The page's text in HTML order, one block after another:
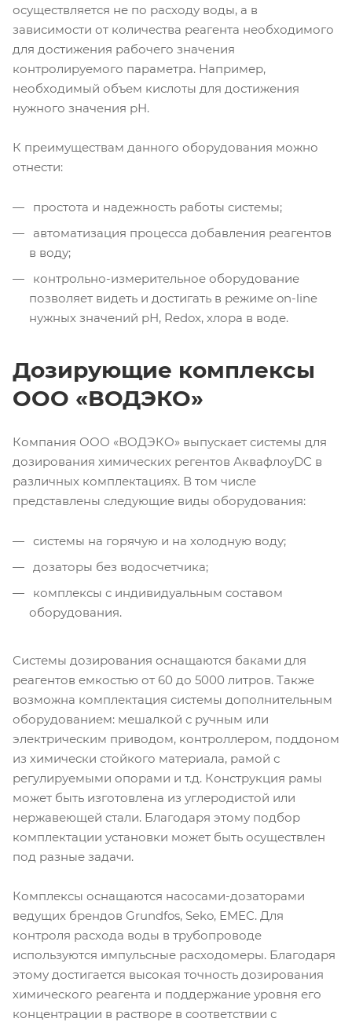
осуществляется не по расходу воды, а в
зависимости от количества реагента необходимого
для достижения рабочего значения
контролируемого параметра. Например,
необходимый объем кислоты для достижения
нужного значения рН.
К преимуществам данного оборудования можно
отнести:
простота и надежность работы системы;
автоматизация процесса добавления реагентов
в воду;
контрольно-измерительное оборудование
позволяет видеть и достигать в режиме on-line
нужных значений рН, Redox, хлора в воде.
Дозирующие комплексы
ООО «ВОДЭКО»
Компания ООО «ВОДЭКО» выпускает системы для
дозирования химических регентов АквафлоуDC в
различных комплектациях. В том числе
представлены следующие виды оборудования:
системы на горячую и на холодную воду;
дозаторы без водосчетчика;
комплексы с индивидуальным составом
оборудования.
Системы дозирования оснащаются баками для
реагентов емкостью от 60 до 5000 литров. Также
возможна комплектация системы дополнительным
оборудованием: мешалкой с ручным или
электрическим приводом, контроллером, поддоном
из химически стойкого материала, рамой с
регулируемыми опорами и т.д. Конструкция рамы
может быть изготовлена из углеродистой или
нержавеющей стали. Благодаря этому подбор
комплектации установки может быть осуществлен
под разные задачи.
Комплексы оснащаются насосами-дозаторами
ведущих брендов Grundfos, Seko, EMEC. Для
контроля расхода воды в трубопроводе
используются импульсные расходомеры. Благодаря
этому достигается высокая точность дозирования
химического реагента и поддержание уровня его
концентрации в растворе в соответствии с